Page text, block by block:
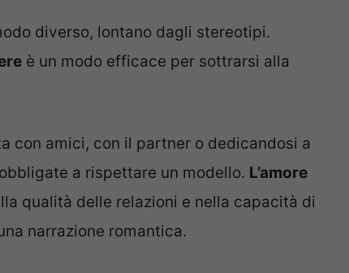
diverso, lontano dagli stereotipi.
è un modo efficace per sottrarsi alla
con amici, con il partner o dedicandosi a
a rispettare un modello. L’amore
qualità delle relazioni e nella capacità di
narrazione romantica.